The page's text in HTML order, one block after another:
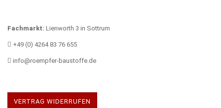
Fachmarkt: Lienworth 3 in Sottrum
+49 (0) 4264 83 76 655
info@roempfer-baustoffe.de
VERTRAG WIDERRUFEN